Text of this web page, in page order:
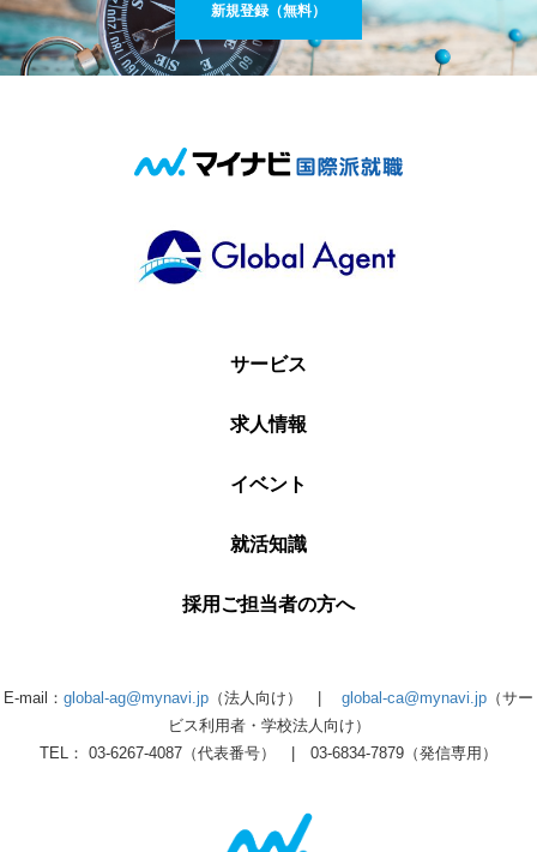
新規登録（無料）
サービス
求人情報
イベント
就活知識
採用ご担当者の方へ
E-mail： global-ag@mynavi.jp （法人向け） | global-ca@mynavi.jp （サー
ビス利用者・学校法人向け）
TEL： 03-6267-4087（代表番号） | 03-6834-7879（発信専用）